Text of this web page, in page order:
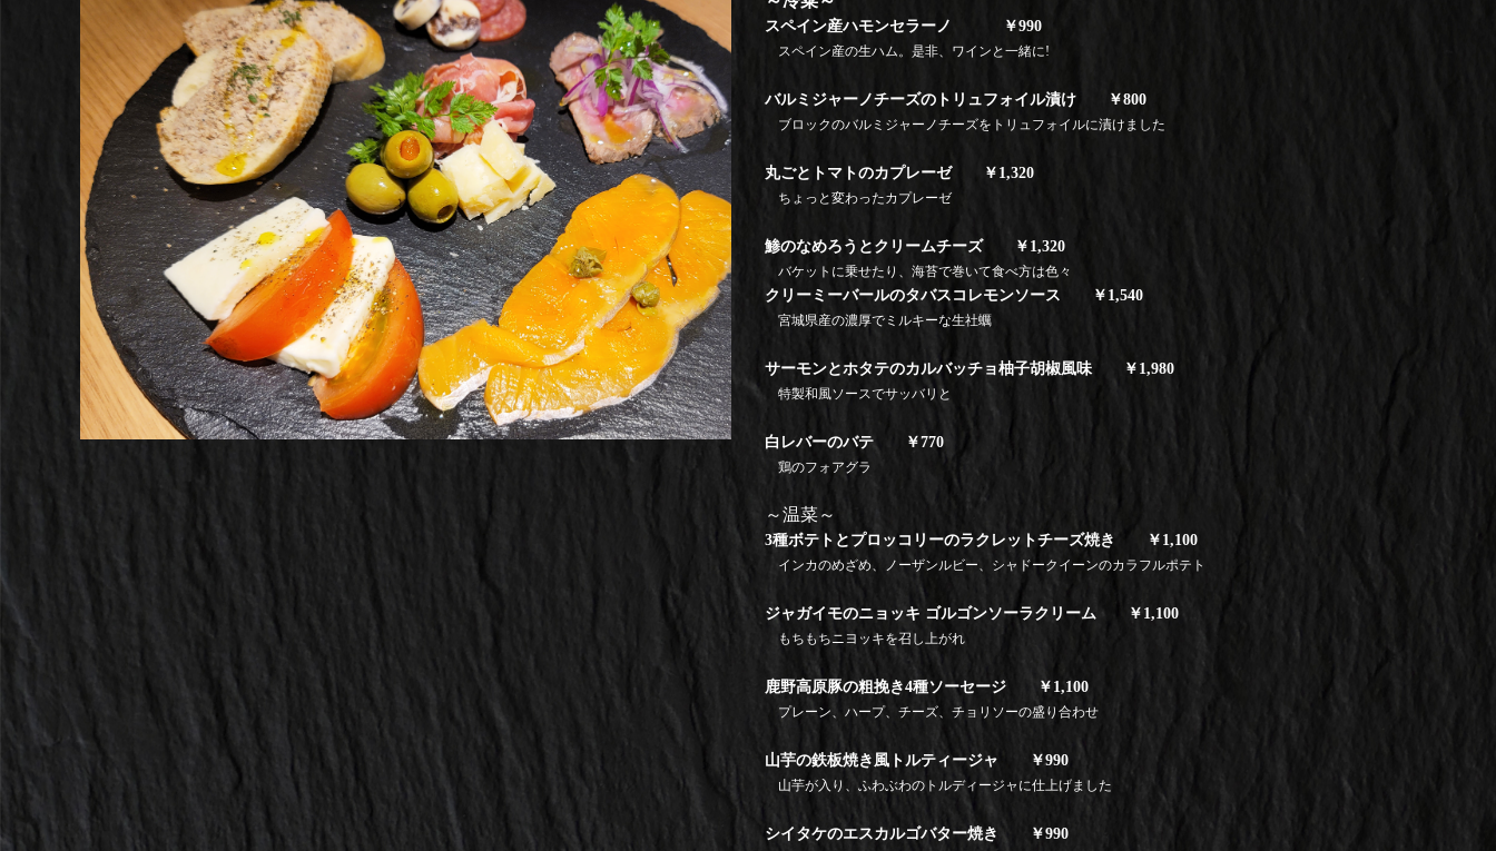
スペイン産ハモンセラーノ ￥990
スペイン産の生ハム。是非、ワインと一緒に!
バルミジャーノチーズのトリュフォイル漬け ￥800
ブロックのバルミジャーノチーズをトリュフォイルに漬けました
丸ごとトマトのカプレーゼ ￥1,320
ちょっと変わったカプレーゼ
鯵のなめろうとクリームチーズ ￥1,320
バケットに乗せたり、海苔で巻いて食べ方は色々
クリーミーバールのタバスコレモンソース ￥1,540
宮城県産の濃厚でミルキーな生社蠣
サーモンとホタテのカルバッチョ柚子胡椒風味 ￥1,980
特製和風ソースでサッバリと
白レバーのバテ ￥770
鶏のフォアグラ
～温菜～
3種ボテトとプロッコリーのラクレットチーズ焼き ￥1,100
インカのめざめ、ノーザンルビー、シャドークイーンのカラフルポテト
ジャガイモのニョッキ ゴルゴンソーラクリーム ￥1,100
もちもちニヨッキを召し上がれ
鹿野高原豚の粗挽き4種ソーセージ ￥1,100
プレーン、ハープ、チーズ、チョリソーの盛り合わせ
山芋の鉄板焼き風トルティージャ ￥990
山芋が入り、ふわぶわのトルディージャに仕上げました
シイタケのエスカルゴバター焼き ￥990